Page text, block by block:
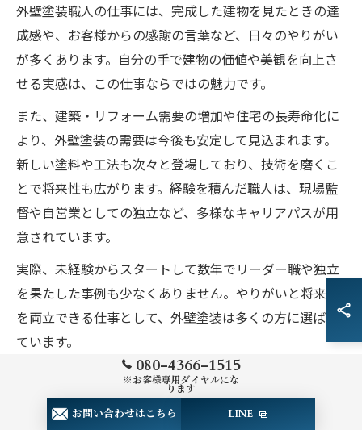
外壁塗装職人の仕事には、完成した建物を見たときの達
成感や、お客様からの感謝の言葉など、日々のやりがい
が多くあります。自分の手で建物の価値や美観を向上さ
せる実感は、この仕事ならではの魅力です。
また、建築・リフォーム需要の増加や住宅の長寿命化に
より、外壁塗装の需要は今後も安定して見込まれます。
新しい塗料や工法も次々と登場しており、技術を磨くこ
とで将来性も広がります。経験を積んだ職人は、現場監
督や自営業としての独立など、多様なキャリアパスが用
意されています。
実際、未経験からスタートして数年でリーダー職や独立
を果たした事例も少なくありません。やりがいと将来性
を両立できる仕事として、外壁塗装は多くの方に選ばれ
ています。
外壁塗装現場で役立つコミュニケーション術
外壁塗装の現場では、職人同士やお客様との円滑なコミ
080-4366-1515
※お客様専用ダイヤルにな
ります
お問い合わせはこちら LINE